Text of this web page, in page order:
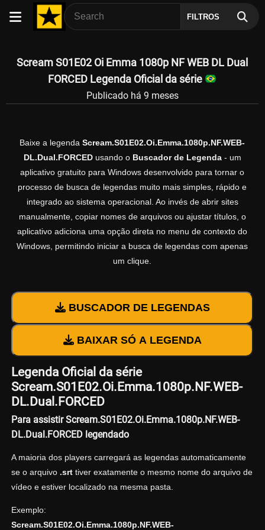
FILTROS
Scream S01E02 Oi Emma 1080p NF WEB DL Dual
FORCED Legenda Oficial da série
Publicado há 9 meses
Baixe a legenda Scream.S01E02.Oi.Emma.1080p.NF.WEB-
DL.Dual.FORCEDusando o Buscador de Legenda- um
aplicativo gratuito para Windows desenvolvido para tornar o
processo de busca de legendas muito mais simples, rápido e
integrado ao sistema operacional. Ao invés de abrir sites
manualmente, copiar nomes de arquivos ou ajustar títulos, o
aplicativo adiciona uma opção direta no menu de contexto do
Windows, permitindo iniciar a busca de legendas com apenas
um clique.
BUSCADOR DE LEGENDAS
BAIXAR SÓ A LEGENDA
Legenda Oficial da série
Scream.S01E02.Oi.Emma.1080p.NF.WEB-
DL.Dual.FORCED
Para assistir Scream.S01E02.Oi.Emma.1080p.NF.WEB-
DL.Dual.FORCED legendado
A maioria dos players carregará as legendas automaticamente
se o arquivo .srttiver exatamente o mesmo nome do arquivo de
vídeo e estiver localizado na mesma pasta.
Exemplo:
Scream.S01E02.Oi.Emma.1080p.NF.WEB-